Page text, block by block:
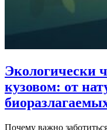
Экологически
кузовом: от
Почему важно